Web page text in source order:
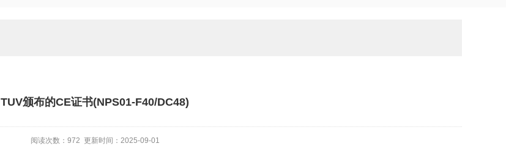
TUV颁布的CE证书(NPS01-F40/DC48)
阅读次数： 972 更新时间：2025-09-01